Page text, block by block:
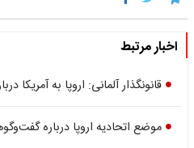
اخبار مرتبط
قانونگذار آلمانی: اروپا به آمریکا
موضع اتحادیه اروپا درباره